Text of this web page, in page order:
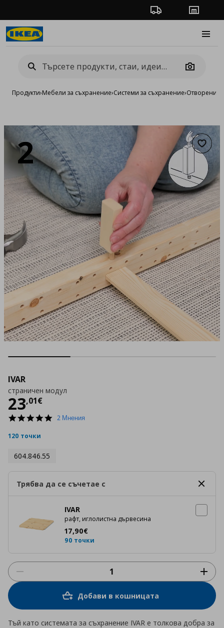
Проследяване на
Camera
Продукти›Мебели за съхранение›Системи за съхранение›Отворени
IVAR
страничен модул
23,01€
Цена
5.0
2 Мнения
120 точки
604.846.55
Трябва да се съчетае с
IVAR
рафт, иглолистна дървесина
17,90€
Цена17,90 €
90 точки
Добави в кошницата
Тъй като системата за съхранение IVAR е толкова добра за